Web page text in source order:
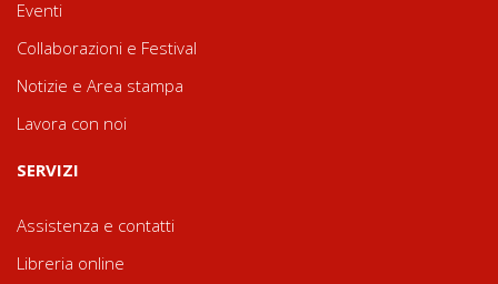
Eventi
Collaborazioni e Festival
Notizie e Area stampa
Lavora con noi
SERVIZI
Assistenza e contatti
Libreria online